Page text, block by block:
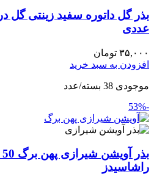
عددی
۳۵,۰۰۰ تومان
افزودن به سبد خرید
موجودی 38 بسته/عدد
-53%
راشاسیدز